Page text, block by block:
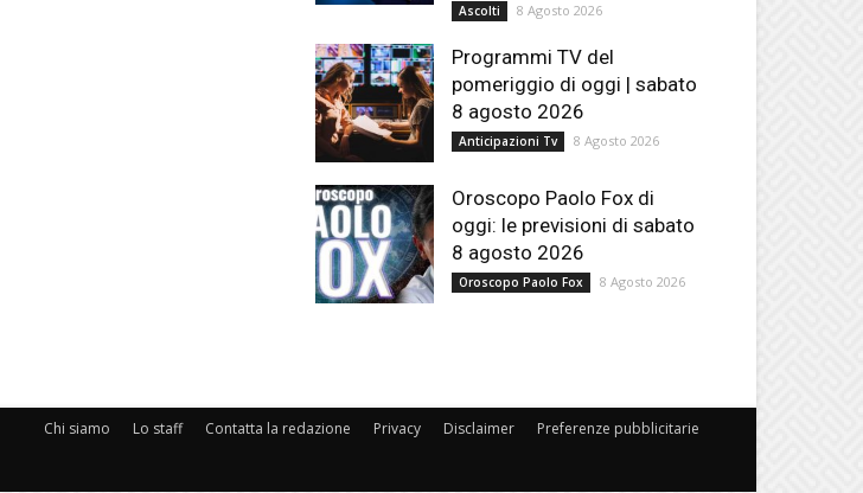
Ascolti 8 Agosto 2026
Programmi TV del
pomeriggio di oggi | sabato
8 agosto 2026
Anticipazioni Tv 8 Agosto 2026
Oroscopo Paolo Fox di
oggi: le previsioni di sabato
8 agosto 2026
Oroscopo Paolo Fox 8 Agosto 2026
Chi siamo Lo staff Contatta la redazione Privacy Disclaimer Preferenze pubblicitarie